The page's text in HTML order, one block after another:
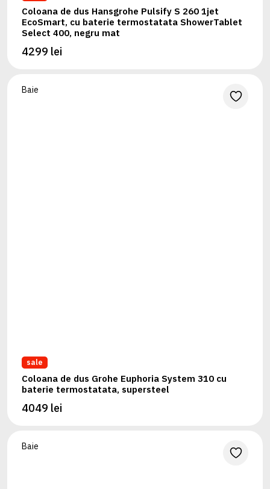
Coloana de dus Hansgrohe Pulsify S 260 1jet
EcoSmart, cu baterie termostatata ShowerTablet
Select 400, negru mat
4299 lei
Baie
sale
Coloana de dus Grohe Euphoria System 310 cu
baterie termostatata, supersteel
4049 lei
Baie